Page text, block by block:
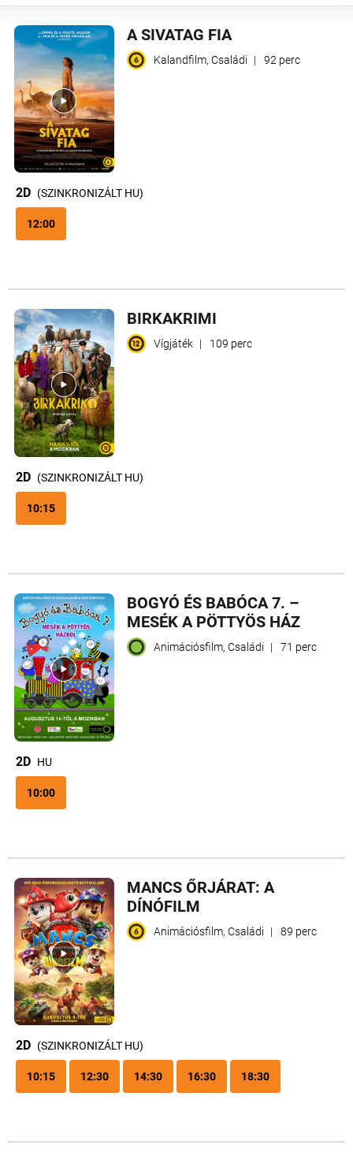
A SIVATAG FIA
Kalandfilm, Családi | 92 perc
2D (SZINKRONIZÁLT HU)
12:00
BIRKAKRIMI
Vígjáték | 109 perc
2D (SZINKRONIZÁLT HU)
10:15
BOGYÓ ÉS BABÓCA 7. –
MESÉK A PÖTTYÖS HÁZ
Animációsfilm, Családi | 71 perc
2D HU
10:00
MANCS ŐRJÁRAT: A
DÍNÓFILM
Animációsfilm, Családi | 89 perc
2D (SZINKRONIZÁLT HU)
10:15 12:30 14:30 16:30 18:30